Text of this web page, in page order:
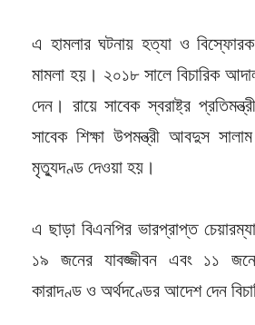
এ হামলার ঘটনায় হত্যা ও
মামলা হয়। ২০১৮ সালে বিচারিক
দেন। রায়ে সাবেক স্বরাষ্ট্র
সাবেক শিক্ষা উপমন্ত্রী আবদুস
মৃত্যুদণ্ড দেওয়া হয়।
এ ছাড়া বিএনপির ভারপ্রাপ্ত
১৯ জনের যাবজ্জীবন এবং ১১
কারাদণ্ড ও অর্থদণ্ডের আদেশ দেন